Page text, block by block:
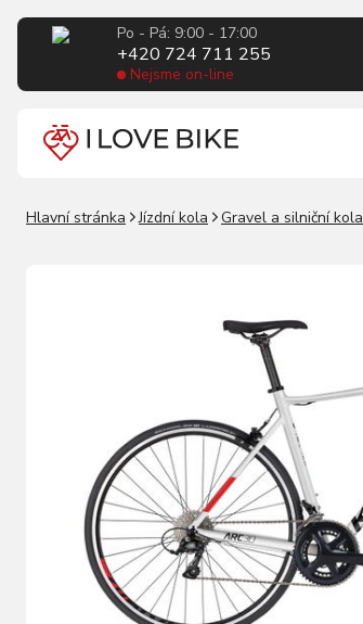
Po - Pá: 9:00 - 17:00
+420 724 711 255
Nejsme on-line
Hlavní stránka Jízdní kola Gravel a silniční kola